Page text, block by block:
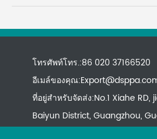
โทรศัพท์โทร.:86 020 37166520
อีเมล์ของคุณ:
ที่อยู่สำหรับจัดส่ง:No.1 Xiahe RD,
Baiyun District, Guangzhou,